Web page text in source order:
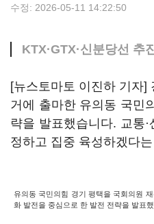
수정: 2026-05-11 14:22:50
KTX·GTX·신분당선 추
[뉴스토마토 이진하 기자]
거에 출마한 유의동 국민
략을 발표했습니다. 교통
정하고 집중 육성하겠다
유의동 국민의힘 경기 평택을 국회의원
화 발전을 중심으로 한 발전 전략을 발표